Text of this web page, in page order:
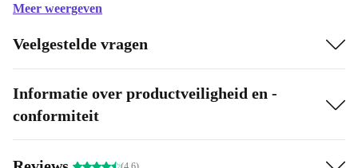
Meer weergeven
Veelgestelde vragen
Informatie over productveiligheid en -
conformiteit